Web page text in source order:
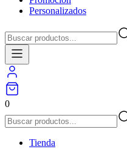
Personalizados
0
Tienda